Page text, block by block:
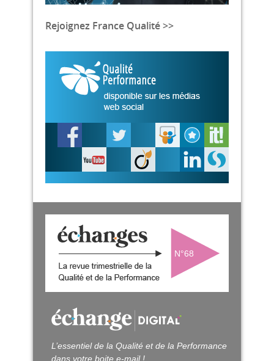
Rejoignez France Qualité >>
N°68
L’essentiel de la Qualité et de la Performance
dans votre boite e-mail !